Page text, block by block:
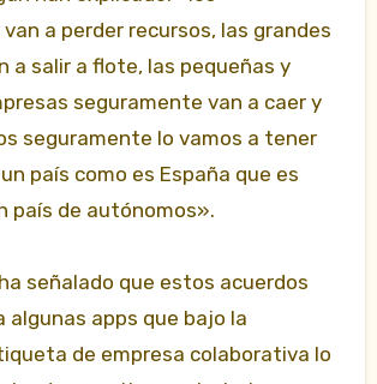
a perder recursos, las grandes
a salir a flote, las pequeñas y
seguramente van a caer y
seguramente lo vamos a tener
país como es España que es
país de autónomos».
señalado que estos acuerdos
algunas apps que bajo la
de empresa colaborativa lo